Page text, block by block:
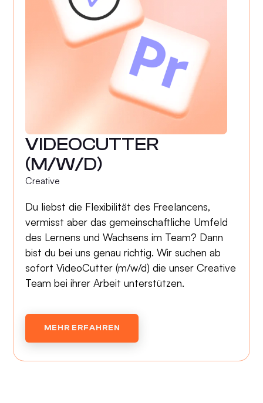
VIDEOCUTTER
(M/W/D)
Creative
Du liebst die Flexibilität des Freelancens,
vermisst aber das gemeinschaftliche Umfeld
des Lernens und Wachsens im Team? Dann
bist du bei uns genau richtig. Wir suchen ab
sofort VideoCutter (m/w/d) die unser Creative
Team bei ihrer Arbeit unterstützen.
MEHR ERFAHREN